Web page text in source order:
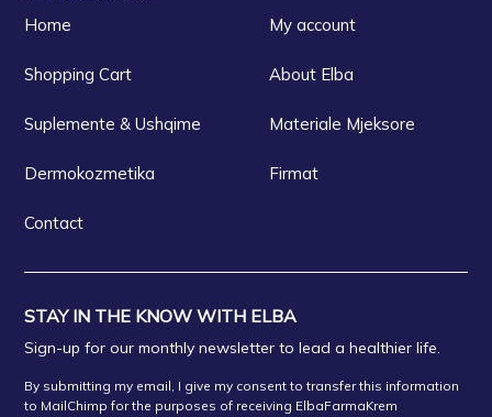
Home My account
Shopping Cart About Elba
Suplemente & Ushqime Materiale Mjeksore
Dermokozmetika Firmat
Contact
STAY IN THE KNOW WITH ELBA
Sign-up for our monthly newsletter to lead a healthier life.
By submitting my email, I give my consent to transfer this information
to MailChimp for the purposes of receiving ElbaFarmaKrem